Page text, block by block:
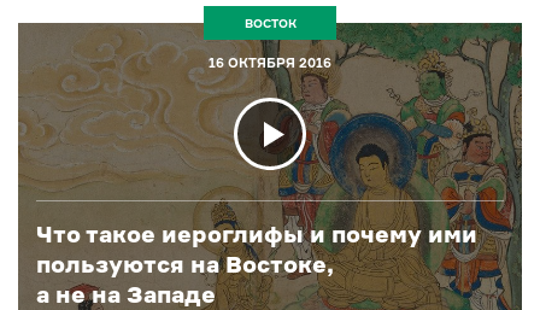
ВОСТОК
16 ОКТЯБРЯ 2016
Что такое иероглифы и почему ими
пользуются на Востоке,
а не на Западе